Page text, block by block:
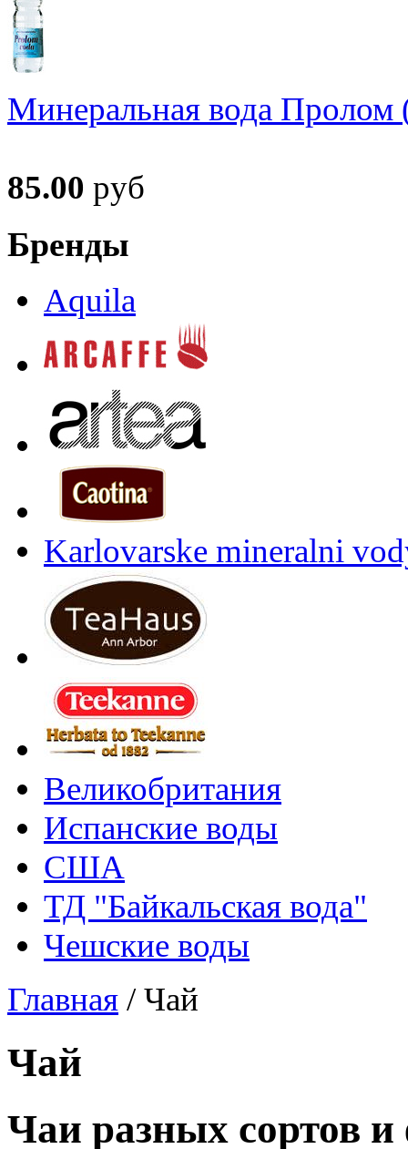
Минеральная вода Пролом
85.00 руб
Бренды
Aquila
Karlovarske mineralni
Великобритания
Испанские воды
США
ТД "Байкальская вода"
Чешские воды
Главная /Чай
Чай
Чаи разных сортов и